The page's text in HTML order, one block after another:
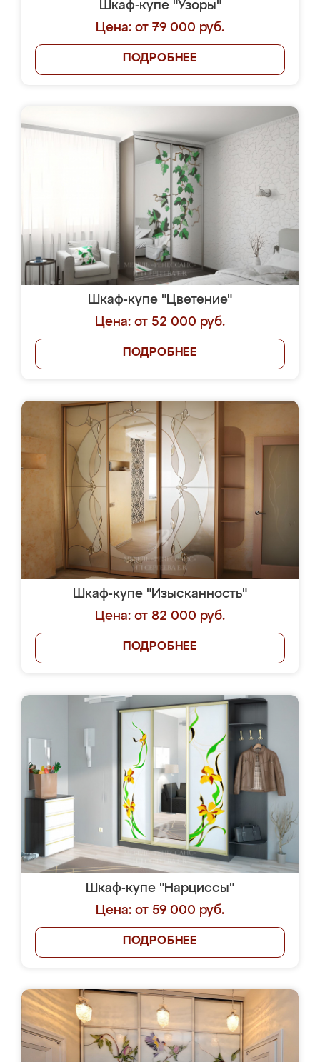
Шкаф-купе "Узоры"
Цена: от 79 000 руб.
ПОДРОБНЕЕ
Шкаф-купе "Цветение"
Цена: от 52 000 руб.
ПОДРОБНЕЕ
Шкаф-купе "Изысканность"
Цена: от 82 000 руб.
ПОДРОБНЕЕ
Шкаф-купе "Нарциссы"
Цена: от 59 000 руб.
ПОДРОБНЕЕ